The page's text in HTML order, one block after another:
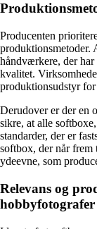
Producenten
produktionsmetoder.
håndværkere, der har
kvalitet.
produktionsudstyr
Derudover er der en
sikre, at alle
standarder, der er
softbox, der når frem
ydeevne, som
Relevans og
hobbyfotografer